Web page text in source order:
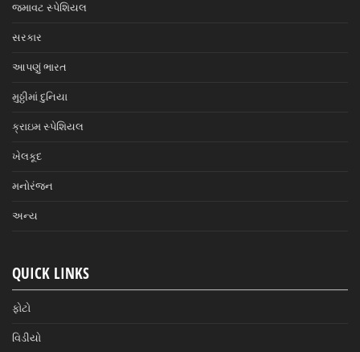
જમાવટ સ્પેશિયલ
સરકાર
આપણું ભારત
મુઠ્ઠીમાં દુનિયા
ક્રાઇમ સ્પેશિયલ
ખેલકૂદ
મનોરંજન
અન્ય
QUICK LINKS
ફોટો
વિડીયો